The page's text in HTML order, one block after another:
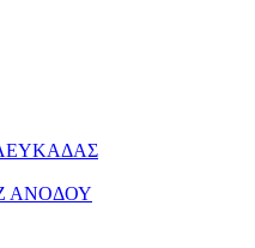
ΑΝΟΔΟΥ